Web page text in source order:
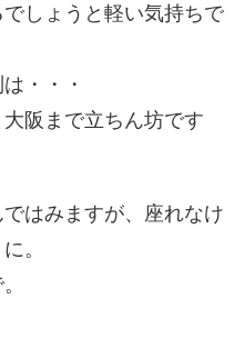
しょうと軽い気持ちで
・・・
阪まで立ちん坊です
はみますが、座れなけ
。